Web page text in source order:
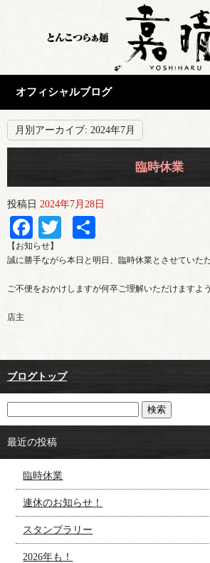
オフィシャルブログ
月別アーカイブ: 2024年7月
臨時休業
投稿日 2024年7月28日
Facebook
Twitter
有
【お知らせ】
誠に勝手ながら本日と明日、臨時休業とさせていただ
ご不便をおかけしますが何卒ご理解いただけますよ
店主
ブログトップ
最近の投稿
臨時休業
連休のお知らせ！
スタンプラリー
2026年も！